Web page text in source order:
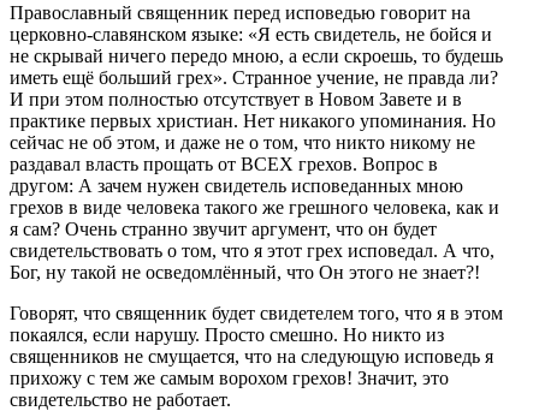
Православный священник перед исповедью говорит на
церковно-славянском языке: «Я есть свидетель, не бойся и
не скрывай ничего передо мною, а если скроешь, то будешь
иметь ещё больший грех». Странное учение, не правда ли?
И при этом полностью отсутствует в Новом Завете и в
практике первых христиан. Нет никакого упоминания. Но
сейчас не об этом, и даже не о том, что никто никому не
раздавал власть прощать от ВСЕХ грехов. Вопрос в
другом: А зачем нужен свидетель исповеданных мною
грехов в виде человека такого же грешного человека, как и
я сам? Очень странно звучит аргумент, что он будет
свидетельствовать о том, что я этот грех исповедал. А что,
Бог, ну такой не осведомлённый, что Он этого не знает?!
Говорят, что священник будет свидетелем того, что я в этом
покаялся, если нарушу. Просто смешно. Но никто из
священников не смущается, что на следующую исповедь я
прихожу с тем же самым ворохом грехов! Значит, это
свидетельство не работает.